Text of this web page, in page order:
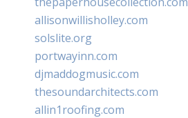
allisonwillisholley.com
solslite.org
portwayinn.com
djmaddogmusic.com
thesoundarchitects.com
allin1roofing.com